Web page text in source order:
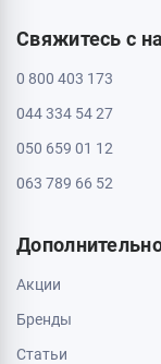
Свяжитесь с
0 800 403 173
044 334 54 27
050 659 01 12
063 789 66 52
Акции
Бренды
Статьи